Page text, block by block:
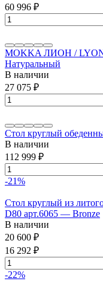
60 996 ₽
MOKKA ЛИОН / LYON
Натуральный
В наличии
27 075 ₽
Стол круглый
В наличии
112 999 ₽
-21%
Стол круглый из
D80 арт.6065 — Bronze
В наличии
20 600 ₽
16 292 ₽
-22%